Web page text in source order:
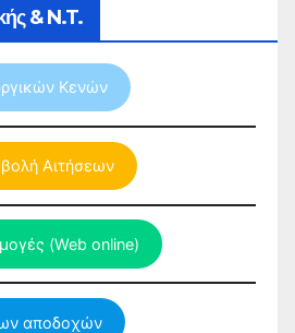
& N.T.
Κενών
Αιτήσεων
(Web online)
αποδοχών